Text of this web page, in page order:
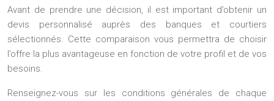
Avant de prendre une décision, il est important d’obtenir un
devis personnalisé auprès des banques et courtiers
sélectionnés. Cette comparaison vous permettra de choisir
l’offre la plus avantageuse en fonction de votre profil et de vos
besoins.
Renseignez-vous sur les conditions générales de chaque